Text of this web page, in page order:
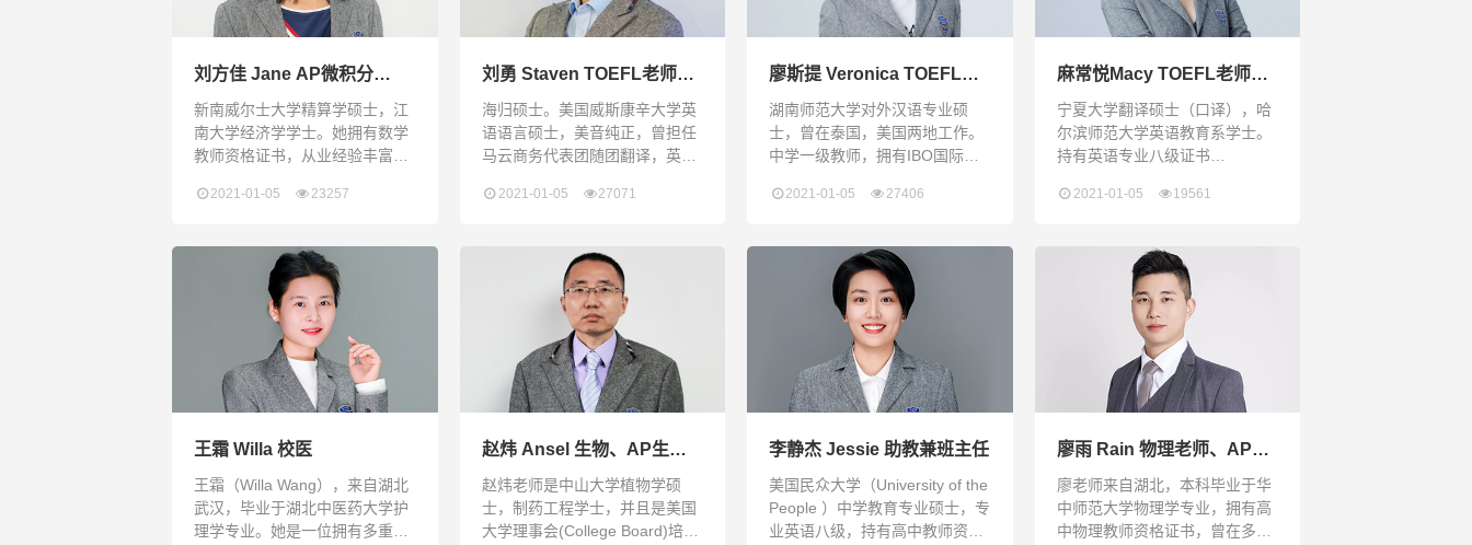
行托举，让他掌握让自己幸福的
本领，在将来可以更成功的寻
指导教师；多年一线教学及学校
德育管理经验。
刘方佳 Jane AP微积分
BC、代数2及几何老师
新南威尔士大学精算学硕士，江
南大学经济学学士。她拥有数学
教师资格证书，从业经验丰富，
计学/SAT数学/ACT数学等方面成
务，非常有耐心，也有优秀的交
流沟通能力和自律力。She is
the Master of Actuarial Science
from University of New South
Wales, Bachelor o
2021-01-05 23257
刘勇 Staven TOEFL老师兼
班主任
海归硕士。美国威斯康辛大学英
语语言硕士，美音纯正，曾担任
马云商务代表团随团翻译，英语
名托福110+，雅思7.5+学生。主
雅思全科冲刺段课程，SAT语
法、词汇、写作，SSAT全科冲
刺段课程授课风格：以兴趣为导
向，让学生在快乐氛围中掌握所
学知识；将美式教育引入到课
堂，让学生在获得知识的同时接
受美式文化的熏陶取得证书：托
福111分，雅思8分，专业英
2021-01-05 27071
廖斯提 Veronica TOEFL老
师兼班主任
湖南师范大学对外汉语专业硕
士，曾在泰国，美国两地工作。
中学一级教师，拥有IBO国际文
美国教育考试服务中心培训合格
深圳两所国际学校并担任
Coordinator。英语考试教学从业
经验丰富。
2021-01-05 27406
麻常悦Macy TOEFL老师兼
班主任
宁夏大学翻译硕士（口译），哈
尔滨师范大学英语教育系学士。
持有英语专业八级证书
书。曾担任多场国际会议同声传
际教育机构升学指导顾问老师、
托福教师。持有高等教育教师资
格证。致力于托福阅读深入研
究，善于分析各个学生的特点并
为其选择最恰当的学习方法，帮
助学生快速掌握结构化阅读技
巧，提升学生答题效率，课堂信
息量大，亲和幽默。
2021-01-05 19561
王霜 Willa 校医
王霜（Willa Wang），来自湖北
武汉，毕业于湖北中医药大学护
理学专业。她是一位拥有多重国
赵炜 Ansel 生物、AP生物
老师
赵炜老师是中山大学植物学硕
士，制药工程学士，并且是美国
大学理事会(College Board)培训
李静杰 Jessie 助教兼班主任
美国民众大学（University of the
People ）中学教育专业硕士，专
业英语八级，持有高中教师资格
廖雨 Rain 物理老师、AP物
理老师
廖老师来自湖北，本科毕业于华
中师范大学物理学专业，拥有高
中物理教师资格证书，曾在多个